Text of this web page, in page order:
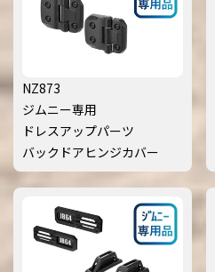
NZ873
ジムニー専用
ドレスアップパーツ
バックドアヒンジカバー